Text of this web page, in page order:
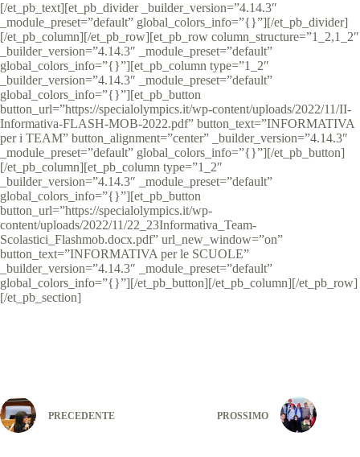
[/et_pb_text][et_pb_divider _builder_version=”4.14.3″
_module_preset=”default” global_colors_info=”{}”][/et_pb_divider]
[/et_pb_column][/et_pb_row][et_pb_row column_structure=”1_2,1_2″
_builder_version=”4.14.3″ _module_preset=”default”
global_colors_info=”{}”][et_pb_column type=”1_2″
_builder_version=”4.14.3″ _module_preset=”default”
global_colors_info=”{}”][et_pb_button
button_url=”https://specialolympics.it/wp-content/uploads/2022/11/II-
Informativa-FLASH-MOB-2022.pdf” button_text=”INFORMATIVA
per i TEAM” button_alignment=”center” _builder_version=”4.14.3″
_module_preset=”default” global_colors_info=”{}”][/et_pb_button]
[/et_pb_column][et_pb_column type=”1_2″
_builder_version=”4.14.3″ _module_preset=”default”
global_colors_info=”{}”][et_pb_button
button_url=”https://specialolympics.it/wp-
content/uploads/2022/11/22_23Informativa_Team-
Scolastici_Flashmob.docx.pdf” url_new_window=”on”
button_text=”INFORMATIVA per le SCUOLE”
_builder_version=”4.14.3″ _module_preset=”default”
global_colors_info=”{}”][/et_pb_button][/et_pb_column][/et_pb_row]
[/et_pb_section]
PRECEDENTE PROSSIMO